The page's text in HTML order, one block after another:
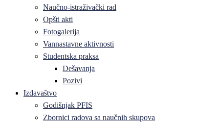
Naučno-istraživački rad
Opšti akti
Fotogalerija
Vannastavne aktivnosti
Studentska praksa
Dešavanja
Pozivi
Izdavaštvo
Godišnjak PFIS
Zbornici radova sa naučnih skupova